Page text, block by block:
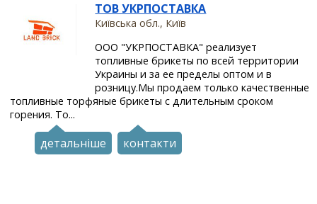
ТОВ УКРПОСТАВКА
Київська обл., Київ
ООО "УКРПОСТАВКА" реализует
топливные брикеты по всей территории
Украины и за ее пределы оптом и в
розницу.Мы продаем только качественные
топливные торфяные брикеты с длительным сроком
горения. То...
детальніше контакти